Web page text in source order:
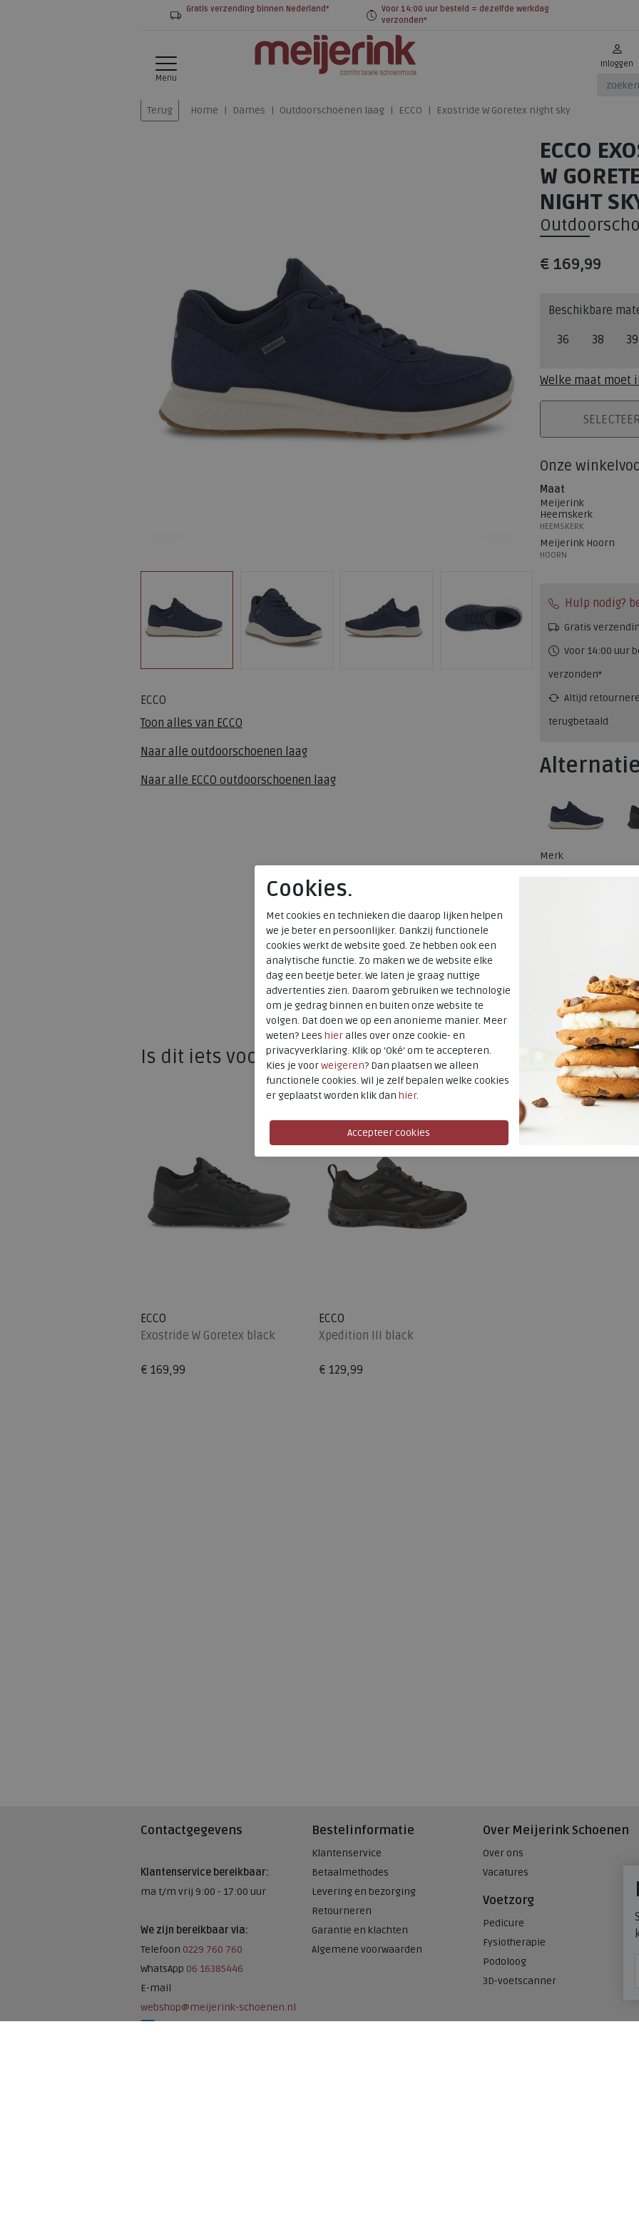
Gratis verzending binnen Nederland*
Voor 14:00 uur besteld = dezelfde werkdag
verzonden*
Menu
Inloggen
Terug Home Dames Outdoorschoenen laag ECCO Exostride W Goretex night sky
ECCO
Toon alles van ECCO
Naar alle outdoorschoenen laag
Naar alle ECCO outdoorschoenen laag
ECCO
W
NIGHT
€ 169,99
Beschikbare
36 38 39
Welke maat moet
PLAATS IN
Onze
Maat
Meijerink
Heemskerk
HEEMSKERK
Meijerink Hoorn
HOORN
Hulp nodig?
Gratis
Voor 14:00 uur
verzonden*
Altijd
terugbetaald
Merk
Is dit iets voor u?
ECCO
Exostride W Goretex black
€ 169,99
ECCO
Xpedition III black
€ 129,99
Contactgegevens
Klantenservice bereikbaar:
ma t/m vrij 9:00 - 17:00 uur
We zijn bereikbaar via:
Telefoon 0229 760 760
WhatsApp 06 16385446
E-mail
webshop@meijerink-schoenen.nl
Bestelinformatie
Klantenservice
Betaalmethodes
Levering en bezorging
Retourneren
Garantie en klachten
Algemene voorwaarden
Over Meijerink Schoenen
Over ons
Vacatures
Voetzorg
Pedicure
Fysiotherapie
Podoloog
3D-voetscanner
Cookies.
Met cookies en technieken die daarop lijken helpen
we je beter en persoonlijker. Dankzij functionele
cookies werkt de website goed. Ze hebben ook een
analytische functie. Zo maken we de website elke
dag een beetje beter. We laten je graag nuttige
advertenties zien. Daarom gebruiken we technologie
om je gedrag binnen en buiten onze website te
volgen. Dat doen we op een anonieme manier. Meer
weten? Lees hieralles over onze cookie- en
privacyverklaring. Klik op 'Oké' om te accepteren.
Kies je voorweigeren? Dan plaatsen we alleen
functionele cookies. Wil je zelf bepalen welke cookies
er geplaatst worden klik dan hier.